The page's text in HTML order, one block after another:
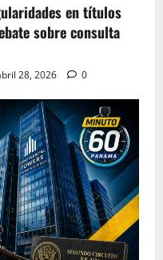
en títulos
sobre consulta
28, 2026 0